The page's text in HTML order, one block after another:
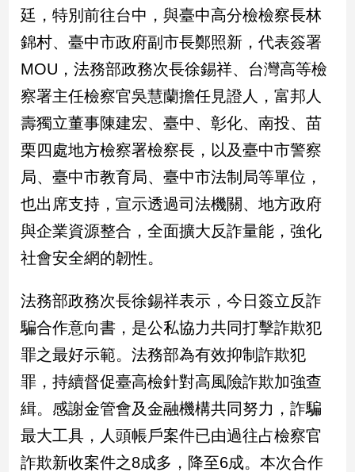
民
調
國
會
點
觀
點
兩
岸/
國
際
會/
地
方
新
冠
毒
專
區
廷，特別前往台中，與臺中高分檢檢察長林
錦村、臺中市政府副市長鄭照新，代表簽署
MOU，法務部政務次長徐錫祥、台灣高等檢
察署主任檢察官吳慧蘭擔任見證人，富邦人
壽獨立董事陳建宏、臺中、彰化、南投、苗
栗四處地方檢察署檢察長，以及臺中市警察
局、臺中市教育局、臺中市法制局等單位，
也出席支持，宣示透過司法機關、地方政府
與企業資源整合，全面擴大反詐量能，強化
社會安全網的韌性。
法務部政務次長徐錫祥表示，今日簽立反詐
騙合作意向書，是公私協力共同打擊詐欺犯
罪之最好示範。法務部為有效抑制詐欺犯
罪，持續督促臺高檢針對高風險詐欺加強查
緝。感謝金管會及金融機構共同努力，詐騙
最大工具，人頭帳戶案件已由過往占檢察官
詐欺新收案件之8成多，降至6成。本次合作